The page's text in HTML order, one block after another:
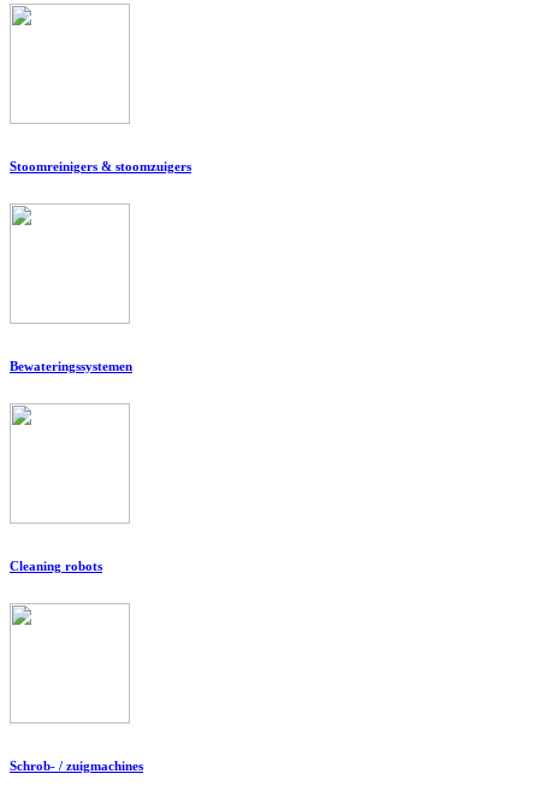
Stoomreinigers & stoomzuigers
Bewateringssystemen
Cleaning robots
Schrob- / zuigmachines